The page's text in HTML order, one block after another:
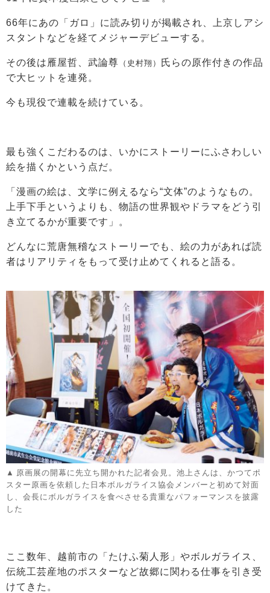
66年にあの「ガロ」に読み切りが掲載され、上京しアシ
スタントなどを経てメジャーデビューする。
その後は雁屋哲、武論尊 （史村翔）
氏らの原作付きの作品
で大ヒットを連発。
今も現役で連載を続けている。
最も強くこだわるのは、いかにストーリーにふさわしい
絵を描くかという点だ。
「漫画の絵は、文学に例えるなら“文体”のようなもの。
上手下手というよりも、物語の世界観やドラマをどう引
き立てるかが重要です」。
どんなに荒唐無稽なストーリーでも、絵の力があれば読
者はリアリティをもって受け止めてくれると語る。
原画展の開幕に先立ち開かれた記者会見。池上さんは、かつてポ
スター原画を依頼した日本ボルガライス協会メンバーと初めて対面
し、会長にボルガライスを食べさせる貴重なパフォーマンスを披露
した
ここ数年、越前市の「たけふ菊人形」やボルガライス、
伝統工芸産地のポスターなど故郷に関わる仕事を引き受
けてきた。